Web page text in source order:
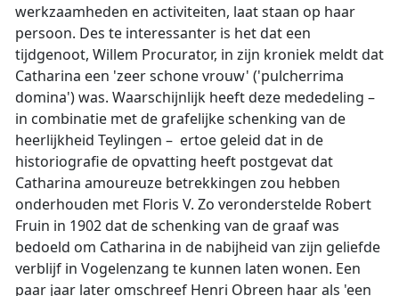
werkzaamheden en activiteiten, laat staan op haar
persoon. Des te interessanter is het dat een
tijdgenoot, Willem Procurator, in zijn kroniek meldt dat
Catharina een 'zeer schone vrouw' ('pulcherrima
domina') was. Waarschijnlijk heeft deze mededeling –
in combinatie met de grafelijke schenking van de
heerlijkheid Teylingen – ertoe geleid dat in de
historiografie de opvatting heeft postgevat dat
Catharina amoureuze betrekkingen zou hebben
onderhouden met Floris V. Zo veronderstelde Robert
Fruin in 1902 dat de schenking van de graaf was
bedoeld om Catharina in de nabijheid van zijn geliefde
verblijf in Vogelenzang te kunnen laten wonen. Een
paar jaar later omschreef Henri Obreen haar als 'een